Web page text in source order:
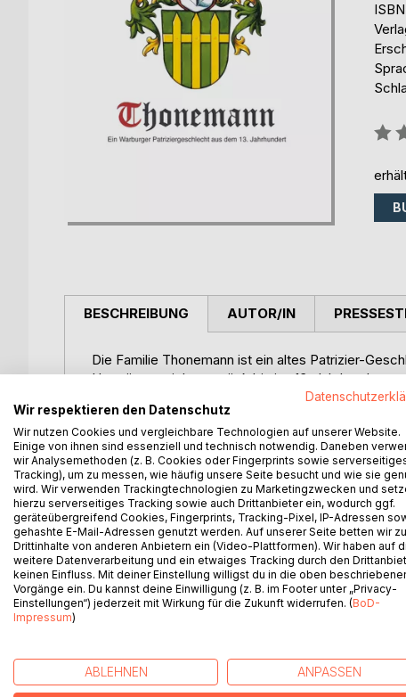
BESCHREIBUNG
Die Familie Thonemann ist ein altes Patrizier-
Ursprünge reichen zurück bis ins 13. Jahrhundert,
Deutschland zu finden, sondern u.a. auch in den
Auf zwei Ausführungen möchte ich besonders
Georg Tönnemann SJ und seine Zeit bei Kaiser
die Hansestadt Warburg, das Kloster
unter welchen Bedingungen die Menschen in den
AUTOR/IN
WEITERE TITEL BEI
Wir respektieren den Datenschutz
Wir nutzen Cookies und vergleichbare Technologien auf unserer Website.
Einige von ihnen sind essenziell und technisch notwendig. Daneben
wir Analysemethoden (z. B. Cookies oder Fingerprints sowie
Tracking), um zu messen, wie häufig unsere Seite besucht und wie sie
wird. Wir verwenden Trackingtechnologien zu Marketingzwecken und
hierzu serverseitiges Tracking sowie auch Drittanbieter ein, wodurch ggf.
geräteübergreifend Cookies, Fingerprints, Tracking-Pixel, IP-Adressen
gehashte E-Mail-Adressen genutzt werden. Auf unserer Seite betten wir
Drittinhalte von anderen Anbietern ein (Video-Plattformen). Wir haben auf
weitere Datenverarbeitung und ein etwaiges Tracking durch den
keinen Einfluss. Mit deiner Einstellung willigst du in die oben
Vorgänge ein. Du kannst deine Einwilligung (z. B. im Footer unter „Privacy-
Einstellungen“) jederzeit mit Wirkung für die Zukunft widerrufen. (BoD-
Impressum)
ABLEHNEN ANPASSEN